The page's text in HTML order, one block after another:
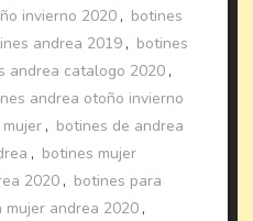
invierno 2020 , botines
andrea 2019 , botines
andrea catalogo 2020 ,
andrea otoño invierno
, botines de andrea
, botines mujer
2020 , botines para
mujer andrea 2020 ,